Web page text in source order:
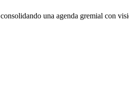
una agenda gremial con